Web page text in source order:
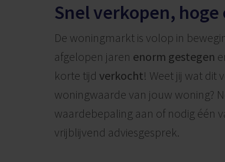
Snel verkopen,
De woningmarkt is volop in
afgelopen jaren enorm gestegen
korte tijd verkocht! Weet jij wat dit
woningwaarde van jouw woning?
waardebepaling aan of nodig één
vrijblijvend adviesgesprek.